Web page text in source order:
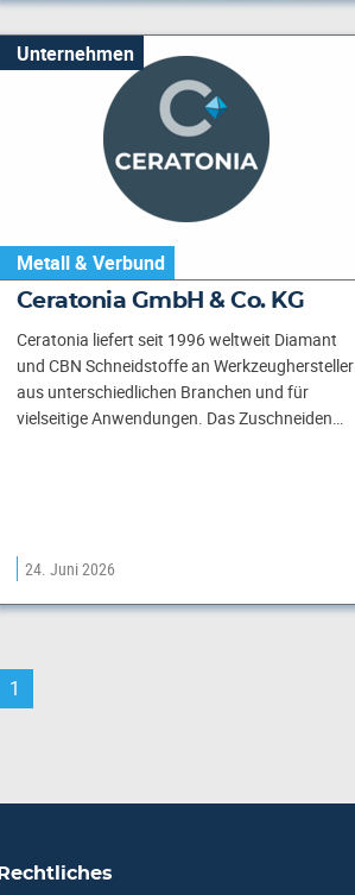
Unternehmen
Metall & Verbund
Ceratonia GmbH & Co. KG
Ceratonia liefert seit 1996 weltweit Diamant
und CBN Schneidstoffe an Werkzeughersteller
aus unterschiedlichen Branchen und für
vielseitige Anwendungen. Das Zuschneiden…
24. Juni 2026
1
Rechtliches